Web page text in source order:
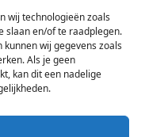
wij technologieën zoals
slaan en/of te raadplegen.
wij gegevens zoals
Als je geen
kan dit een nadelige